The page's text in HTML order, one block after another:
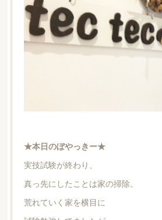
★本日のぼやっきー★
実技試験が終わり、
真っ先にしたことは家の掃除。
荒れていく家を横目に